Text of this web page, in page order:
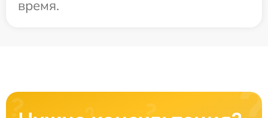
время.